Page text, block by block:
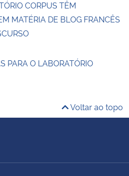
CORPUS TÊM
MATÉRIA DE BLOG FRANCÊS
PARA O LABORATÓRIO
Voltar ao topo